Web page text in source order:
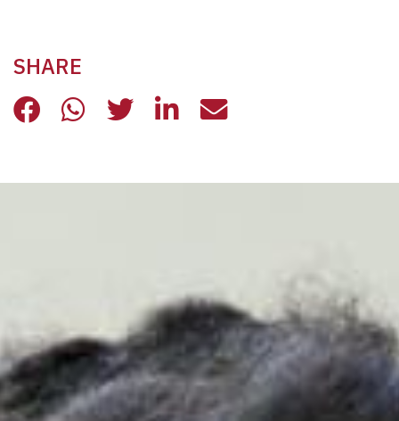
SHARE
PUBBLICATO IL BILANCIO DI
PUBBLICATO IL BILANCIO DI
PUBBLICATO IL
PUBBLICATO IL
PUBBLICATO IL